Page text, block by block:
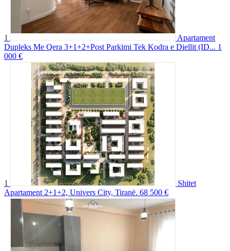
1
Apartament
Dupleks Me Qera 3+1+2+Post Parkimi Tek Kodra e Diellit (ID... 1
000 €
1
Shitet
Apartament 2+1+2, Univers City, Tiranë. 68 500 €